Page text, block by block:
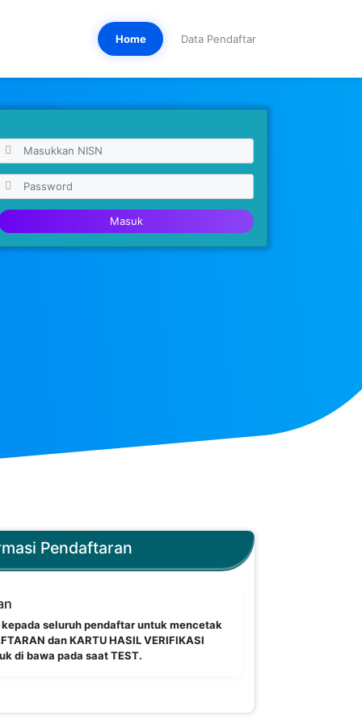
Home Data Pendaftar
Masuk
Pendaftaran
seluruh pendaftar untuk mencetak
dan KARTU HASIL VERIFIKASI
di bawa pada saat TEST.